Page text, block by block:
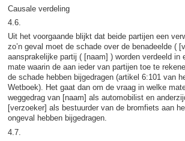
Causale verdeling
4.6.
Uit het voorgaande blijkt dat beide partijen een
zo’n geval moet de schade over de benadeelde (
aansprakelijke partij ( [naam] ) worden verdeeld in
mate waarin de aan ieder van partijen toe te
de schade hebben bijgedragen (artikel 6:101 van
Wetboek). Het gaat dan om de vraag in welke
weggedrag van [naam] als automobilist en
[verzoeker] als bestuurder van de bromfiets aan
ongeval hebben bijgedragen.
4.7.